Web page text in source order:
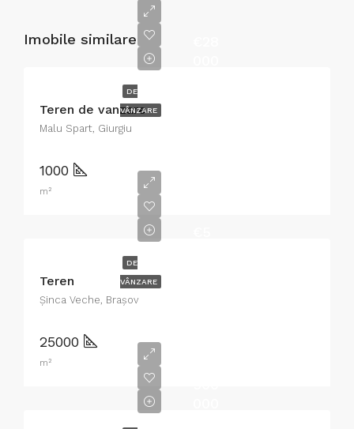
Imobile similare
DE
VÂNZARE
Teren de vanzare
Malu Spart, Giurgiu
1000
m²
DE
VÂNZARE
Teren
Şinca Veche, Brașov
25000
m²